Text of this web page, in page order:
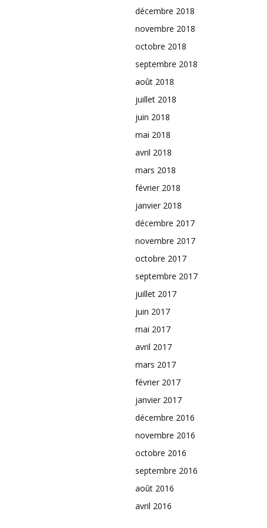
décembre 2018
novembre 2018
octobre 2018
septembre 2018
août 2018
juillet 2018
juin 2018
mai 2018
avril 2018
mars 2018
février 2018
janvier 2018
décembre 2017
novembre 2017
octobre 2017
septembre 2017
juillet 2017
juin 2017
mai 2017
avril 2017
mars 2017
février 2017
janvier 2017
décembre 2016
novembre 2016
octobre 2016
septembre 2016
août 2016
avril 2016